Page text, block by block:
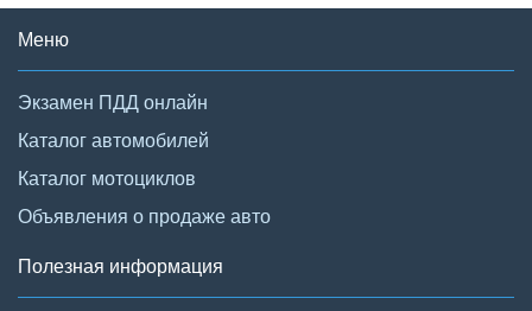
Меню
Экзамен ПДД онлайн
Каталог автомобилей
Каталог мотоциклов
Объявления о продаже авто
Полезная информация